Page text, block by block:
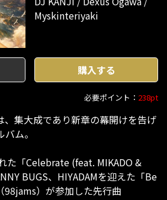
Myskinteriyaki
購入する
必要ポイント： 238pt
、集大成であり新章の幕開けを告げ
ム。
た「Celebrate (feat. MIKADO &
BUGS、HIYADAMを迎えた「Be
）が参加した先行曲